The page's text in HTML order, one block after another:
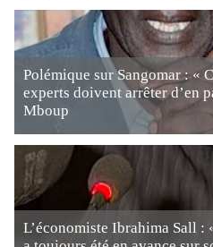
Polémique sur Sangomar : «
experts doivent arrêter d’en
Mboup
L’économiste Ibrahima Sall :